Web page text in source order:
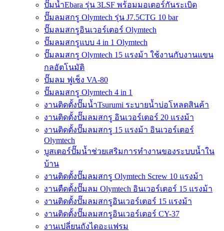
ปั๊มน้ำEbara รุ่น 3LSF พร้อมมอเตอร์กันระเบิด
ปั๊มลมสกรู Olymtech รุ่น J7.5CTG 10 bar
ปั๊มลมสกรูอินเวอร์เตอร์ Olymtech
ปั๊มลมสกรูแบบ 4 in 1 Olymtech
ปั๊มลมสกรู Olymtech 15 แรงม้า ใช้งานกับงานแขน
กลอัตโนมัติ
ปั๊มลม ฟูเช็ง VA-80
ปั๊มลมสกรู Olymtech 4 in 1
งานติดตั้งปั๊มน้ำTsurumi ระบายน้ำบ่อโหลดสินค้า
งานติดตั้งปั๊มลมสกรู อินเวอร์เตอร์ 20 แรงม้า
งานติดตั้งปั๊มลมสกรู 15 แรงม้า อินเวอร์เตอร์
Olymtech
บูสเตอร์ปั๊มน้ำช่วยเสริมการทำงานของระบบน้ำใน
บ้าน
งานติดตั้งปั๊มลมสกรู Olymtech Screw 10 แรงม้า
งานตืดตั้งปั๊มลม Olymtech อินเวอร์เตอร์ 15 แรงม้า
งานติดตั้งปั๊มลมสกรูอินเวอร์เตอร์ 15 แรงม้า
งานติดตั้งปั๊มลมสกรูอินเวอร์เตอร์ CY-37
งานเปลี่ยนถังไดอะแฟรม